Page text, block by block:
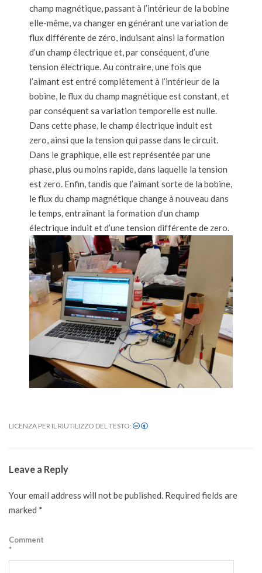
champ magnétique, passant à l’intérieur de la bobine
elle-même, va changer en générant une variation de
flux différente de zéro, induisant ainsi la formation
d’un champ électrique et, par conséquent, d’une
tension électrique. Au contraire, une fois que
l’aimant est entré complètement à l’intérieur de la
bobine, le flux du champ magnétique est constant, et
par conséquent sa variation temporelle est nulle.
Dans cette phase, le champ électrique induit est
zero, ainsi que la tension qui passe dans le circuit.
Dans le graphique, elle est représentée par une
phase, plus ou moins rapide, dans laquelle la tension
est zero. Enfin, tandis que l’aimant sorte de la bobine,
le flux du champ magnétique change à nouveau dans
le temps, entraînant la formation d’un champ
électrique induit et d’une tension différente de zero.
LICENZA PER IL RIUTILIZZO DEL TESTO:
2021-
Leave a Reply
Your email address will not be published. Required fields are
marked *
Comment
*